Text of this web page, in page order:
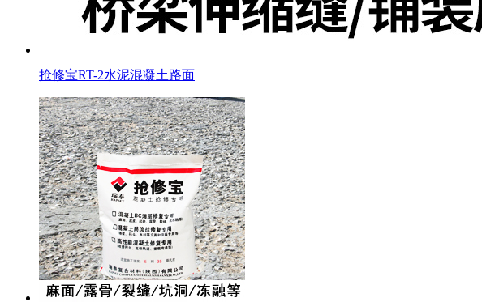
抢修宝RT-2水泥混凝土路面